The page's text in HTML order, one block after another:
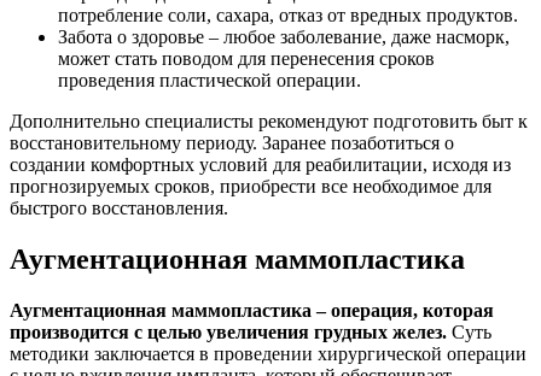
потребление соли, сахара, отказ от вредных продуктов.
Забота о здоровье – любое заболевание, даже насморк,
может стать поводом для перенесения сроков
проведения пластической операции.
Дополнительно специалисты рекомендуют подготовить быт к
восстановительному периоду. Заранее позаботиться о
создании комфортных условий для реабилитации, исходя из
прогнозируемых сроков, приобрести все необходимое для
быстрого восстановления.
Аугментационная маммопластика
Аугментационная маммопластика – операция, которая
производится с целью увеличения грудных желез. Суть
методики заключается в проведении хирургической операции